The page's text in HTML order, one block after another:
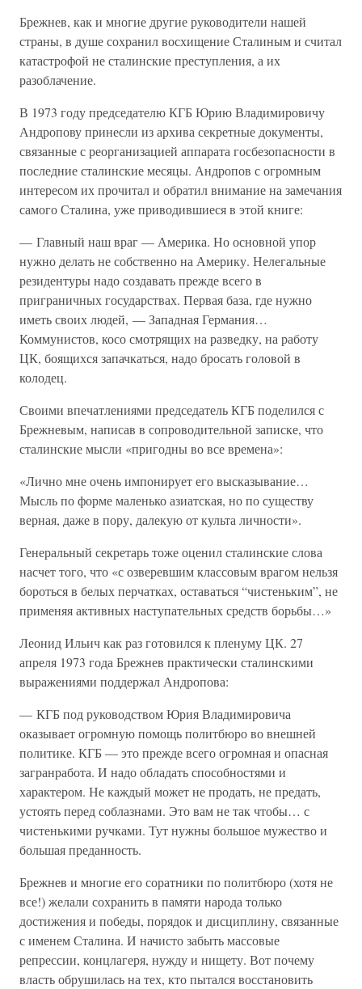
Брежнев, как и многие другие руководители нашей
страны, в душе сохранил восхищение Сталиным и считал
катастрофой не сталинские преступления, а их
разоблачение.
В 1973 году председателю КГБ Юрию Владимировичу
Андропову принесли из архива секретные документы,
связанные с реорганизацией аппарата госбезопасности в
последние сталинские месяцы. Андропов с огромным
интересом их прочитал и обратил внимание на замечания
самого Сталина, уже приводившиеся в этой книге:
— Главный наш враг — Америка. Но основной упор
нужно делать не собственно на Америку. Нелегальные
резидентуры надо создавать прежде всего в
приграничных государствах. Первая база, где нужно
иметь своих людей, — Западная Германия…
Коммунистов, косо смотрящих на разведку, на работу
ЦК, боящихся запачкаться, надо бросать головой в
колодец.
Своими впечатлениями председатель КГБ поделился с
Брежневым, написав в сопроводительной записке, что
сталинские мысли «пригодны во все времена»:
«Лично мне очень импонирует его высказывание…
Мысль по форме маленько азиатская, но по существу
верная, даже в пору, далекую от культа личности».
Генеральный секретарь тоже оценил сталинские слова
насчет того, что «с озверевшим классовым врагом нельзя
бороться в белых перчатках, оставаться “чистеньким”, не
применяя активных наступательных средств борьбы…»
Леонид Ильич как раз готовился к пленуму ЦК. 27
апреля 1973 года Брежнев практически сталинскими
выражениями поддержал Андропова:
— КГБ под руководством Юрия Владимировича
оказывает огромную помощь политбюро во внешней
политике. КГБ — это прежде всего огромная и опасная
загранработа. И надо обладать способностями и
характером. Не каждый может не продать, не предать,
устоять перед соблазнами. Это вам не так чтобы… с
чистенькими ручками. Тут нужны большое мужество и
большая преданность.
Брежнев и многие его соратники по политбюро (хотя не
все!) желали сохранить в памяти народа только
достижения и победы, порядок и дисциплину, связанные
с именем Сталина. И начисто забыть массовые
репрессии, концлагеря, нужду и нищету. Вот почему
власть обрушилась на тех, кто пытался восстановить